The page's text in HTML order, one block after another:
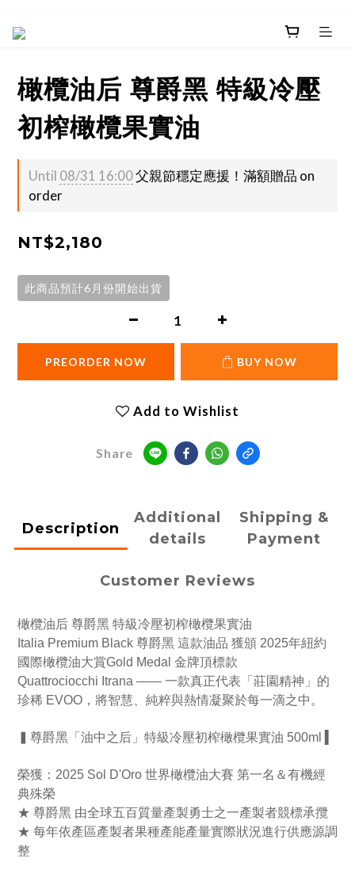
橄欖油后 尊爵黑 特級冷壓
初榨橄欖果實油
Until 08/31 16:00父親節穩定應援！滿額贈品 on
order
NT$2,180
此商品預計6月份開始出貨
PREORDER NOW BUY NOW
Add to Wishlist
Share
Description
Additional
details
Shipping &
Payment
Customer Reviews
橄欖油后 尊爵黑 特級冷壓初榨橄欖果實油
Italia Premium Black 尊爵黑 這款油品 獲頒 2025年紐約
國際橄欖油大賞Gold Medal 金牌頂標款
Quattrociocchi Itrana —— 一款真正代表「莊園精神」的
珍稀 EVOO，將智慧、純粹與熱情凝聚於每一滴之中。
▍尊爵黑「油中之后」特級冷壓初榨橄欖果實油 500ml ▍
榮獲：2025 Sol D'Oro 世界橄欖油大賽 第一名＆有機經
典殊榮
★ 尊爵黑 由全球五百質量產製勇士之一產製者競標承攬
★ 每年依產區產製者果種產能產量實際狀況進行供應源調
整